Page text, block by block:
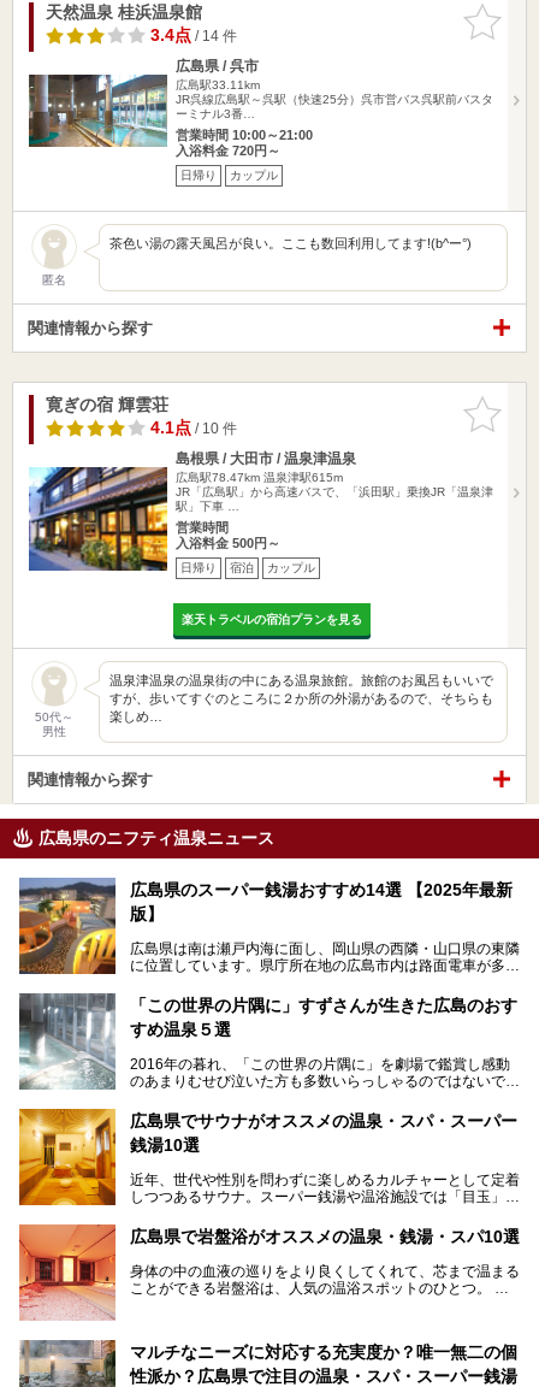
お気に入
りに追加
天然温泉 桂浜温泉館
3.4点/ 14 件
広島県 / 呉市
広島駅33.11km
JR呉線広島駅～呉駅（快速25分）呉市営バス呉駅前バスタ
ーミナル3番…
営業時間 10:00～21:00
入浴料金 720円～
日帰り カップル
匿名
茶色い湯の露天風呂が良い。ここも数回利用してます!(b^ー°)
関連情報から探す
お気に入
りに追加
寛ぎの宿 輝雲荘
4.1点/ 10 件
島根県 / 大田市 / 温泉津温泉
広島駅78.47km 温泉津駅615m
JR「広島駅」から高速バスで、「浜田駅」乗換JR「温泉津
駅」下車 …
営業時間
入浴料金 500円～
日帰り 宿泊 カップル
楽天トラベルの宿泊プランを見る
50代～
男性
温泉津温泉の温泉街の中にある温泉旅館。旅館のお風呂もいいで
すが、歩いてすぐのところに２か所の外湯があるので、そちらも
楽しめ…
関連情報から探す
広島県のニフティ温泉ニュース
広島県のスーパー銭湯おすすめ14選 【2025年最新
版】
広島県は南は瀬戸内海に面し、岡山県の西隣・山口県の東隣
に位置しています。県庁所在地の広島市内は路面電車が多数
厳島神社と原爆ドームの2つの世界文化遺産があり、年間を
通して多数の観光客が訪れます。工業都市として栄えた呉市
や、坂の町・尾道市など、ゆっくり訪れたい町や観光スポッ
モン、全国にファンが多い広島風お好み焼きなどのグルメも
充実。
銭湯をご紹介します。
「この世界の片隅に」すずさんが生きた広島のおす
すめ温泉５選
2016年の暮れ、「この世界の片隅に」を劇場で鑑賞し感動
のあまりむせび泣いた方も多数いらっしゃるのではないでし
あの夏のヒロシマを生きた主人公すずさんの笑顔が、今もど
こかに輝きつづけていることをふと思い浮かべます。
そんな映画の舞台となった広島県呉市を中心に、広島のおす
広島県でサウナがオススメの温泉・スパ・スーパー
銭湯10選
近年、世代や性別を問わずに楽しめるカルチャーとして定着
しつつあるサウナ。スーパー銭湯や温浴施設では「目玉」と
わりと身体の内部を温めて発汗を促すサウナは、リフレッシ
ュ効果はもちろん、代謝が高まり健康や美容にも良い影響が
期待されます。今回はそんなサウナにこだわった、広島県内
のオススメ温泉・銭湯・スパ10ヶ所を紹介させていただき
ます。
広島県で岩盤浴がオススメの温泉・銭湯・スパ10選
身体の中の血液の巡りをより良くしてくれて、芯まで温まる
ことができる岩盤浴は、人気の温浴スポットのひとつ。
る、広島県でオススメの温泉・銭湯・スパをご紹介していき
ます！
マルチなニーズに対応する充実度か？唯一無二の個
性派か？広島県で注目の温泉・スパ・スーパー銭湯